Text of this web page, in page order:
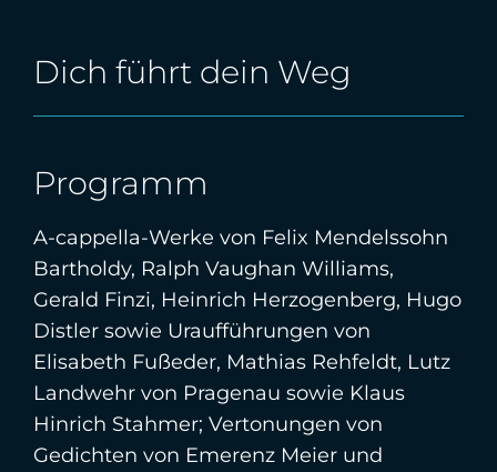
Dich führt dein Weg
Programm
A-cappella-Werke von Felix Mendelssohn
Bartholdy, Ralph Vaughan Williams,
Gerald Finzi, Heinrich Herzogenberg, Hugo
Distler sowie Uraufführungen von
Elisabeth Fußeder, Mathias Rehfeldt, Lutz
Landwehr von Pragenau sowie Klaus
Hinrich Stahmer; Vertonungen von
Gedichten von Emerenz Meier und